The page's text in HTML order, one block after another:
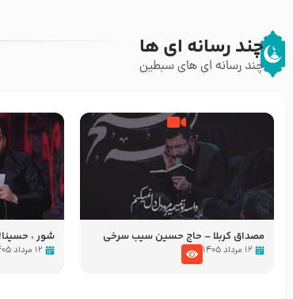
چند رسانه ای ها
چند رسانه ای های سبطین
مصداق کربلا – حاج حسین سیب سرخی
۱۲ مرداد ۱۴۰۵
شور ،
عزاداری شب
۱۲ مرداد ۱۴۰۵